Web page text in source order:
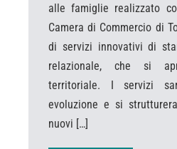
alle famiglie realizzato
Camera di Commercio di
di servizi innovativi di
relazionale, che si
territoriale. I servizi
evoluzione e si
nuovi […]